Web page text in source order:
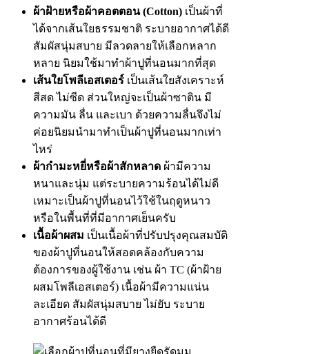
ผ้าฝ้ายหรือผ้าคอตตอน (Cotton) เป็นผ้าที่
ได้จากเส้นใยธรรมชาติ ระบายอากาศได้ดี
สัมผัสนุ่มสบาย มีลวดลายให้เลือกหลาก
หลาย นิยมใช้มาทำผ้าปูที่นอนมากที่สุด
เส้นใยโพลีเอสเตอร์ เป็นเส้นใยสังเคราะห์
สีสด ไม่ซีด ส่วนใหญ่จะเป็นผ้าซาติน มี
ความมัน ลื่น และเบา ด้วยความลื่นจึงไม่
ค่อยนิยมนำมาทำเป็นผ้าปูที่นอนมากเท่า
ไหร่
ผ้ากำมะหยี่หรือผ้าสักหลาด ผ้ามีความ
หนาและนุ่ม แต่ระบายความร้อนได้ไม่ดี
เหมาะเป็นผ้าปูที่นอนไว้ใช้ในฤดูหนาว
หรือในพื้นที่ที่มีอากาศเย็นครับ
เนื้อผ้าผสม เป็นเนื้อผ้าที่ปรับปรุงคุณสมบัติ
ของผ้าปูที่นอนให้สอดคล้องกับความ
ต้องการของผู้ใช้งาน เช่น ผ้า TC (ผ้าฝ้าย
ผสมโพลีเอสเตอร์) เนื้อผ้ามีความแน่น
ละเอียด สัมผัสนุ่มสบาย ไม่ยับ ระบาย
อากาศร้อนได้ดี